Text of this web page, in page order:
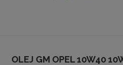
OLEJ GM OPEL 10W40